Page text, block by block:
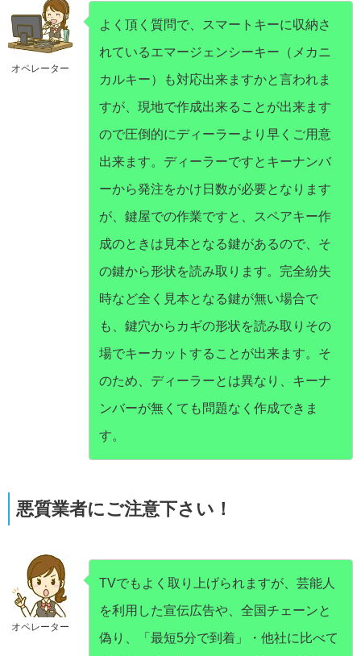
オペレーター
よく頂く質問で、スマートキーに収納さ
れているエマージェンシーキー（メカニ
カルキー）も対応出来ますかと言われま
すが、現地で作成出来ることが出来ます
ので圧倒的にディーラーより早くご用意
出来ます。ディーラーですとキーナンバ
ーから発注をかけ日数が必要となります
が、鍵屋での作業ですと、スペアキー作
成のときは見本となる鍵があるので、そ
の鍵から形状を読み取ります。完全紛失
時など全く見本となる鍵が無い場合で
も、鍵穴からカギの形状を読み取りその
場でキーカットすることが出来ます。そ
のため、ディーラーとは異なり、キーナ
ンバーが無くても問題なく作成できま
す。
悪質業者にご注意下さい！
オペレーター
TVでもよく取り上げられますが、芸能人
を利用した宣伝広告や、全国チェーンと
偽り、「最短5分で到着」・他社に比べて